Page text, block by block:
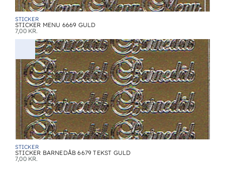
STICKER
STICKER MENU 6669 GULD
7,00 KR.
STICKER
STICKER BARNEDÅB 6679 TEKST GULD
7,00 KR.